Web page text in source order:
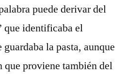
puede derivar del
que identificaba el
la pasta, aunque
que proviene también del